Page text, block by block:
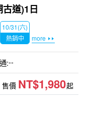
古道)1日
10/31(六)
熱銷中
more
--
售價 NT$1,980起